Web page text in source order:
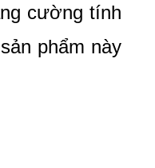
cường tính
phẩm này